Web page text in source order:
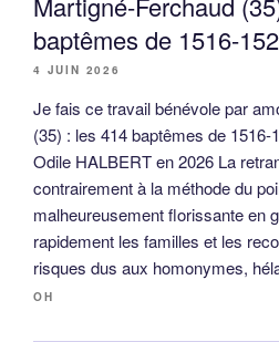
baptêmes de 1516-
4 JUIN 2026
Je fais ce travail bénévole par
(35) : les 414 baptêmes de
Odile HALBERT en 2026 La
contrairement à la méthode du
malheureusement florissante en
rapidement les familles et les
risques dus aux homonymes,
OH